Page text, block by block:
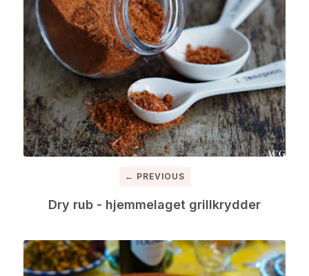
← PREVIOUS
Dry rub - hjemmelaget grillkrydder